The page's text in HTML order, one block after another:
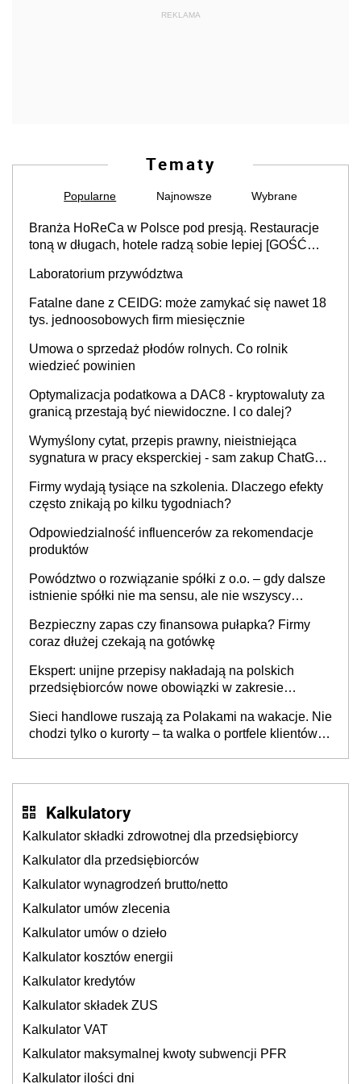
REKLAMA
Tematy
Popularne Najnowsze Wybrane
Branża HoReCa w Polsce pod presją. Restauracje
toną w długach, hotele radzą sobie lepiej [GOŚĆ
Laboratorium przywództwa
Fatalne dane z CEIDG: może zamykać się nawet 18
tys. jednoosobowych firm miesięcznie
Umowa o sprzedaż płodów rolnych. Co rolnik
wiedzieć powinien
Optymalizacja podatkowa a DAC8 - kryptowaluty za
granicą przestają być niewidoczne. I co dalej?
Wymyślony cytat, przepis prawny, nieistniejąca
sygnatura w pracy eksperckiej - sam zakup ChatGPT
Firmy wydają tysiące na szkolenia. Dlaczego efekty
często znikają po kilku tygodniach?
Odpowiedzialność influencerów za rekomendacje
produktów
Powództwo o rozwiązanie spółki z o.o. – gdy dalsze
istnienie spółki nie ma sensu, ale nie wszyscy
Bezpieczny zapas czy finansowa pułapka? Firmy
coraz dłużej czekają na gotówkę
Ekspert: unijne przepisy nakładają na polskich
przedsiębiorców nowe obowiązki w zakresie
Sieci handlowe ruszają za Polakami na wakacje. Nie
chodzi tylko o kurorty – ta walka o portfele klientów
Kalkulatory
Kalkulator składki zdrowotnej dla przedsiębiorcy
Kalkulator dla przedsiębiorców
Kalkulator wynagrodzeń brutto/netto
Kalkulator umów zlecenia
Kalkulator umów o dzieło
Kalkulator kosztów energii
Kalkulator kredytów
Kalkulator składek ZUS
Kalkulator VAT
Kalkulator maksymalnej kwoty subwencji PFR
Kalkulator ilości dni